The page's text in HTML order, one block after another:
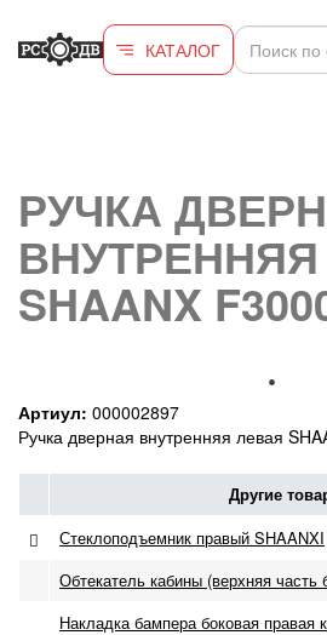
КАТАЛОГ
РУЧКА
SHAANX
Артиул: 000002897
Ручка дверная внутренняя левая
Другие
Стеклоподъемник правый SHAANXI
Обтекатель кабины (верхняя
Накладка бампера боковая правая